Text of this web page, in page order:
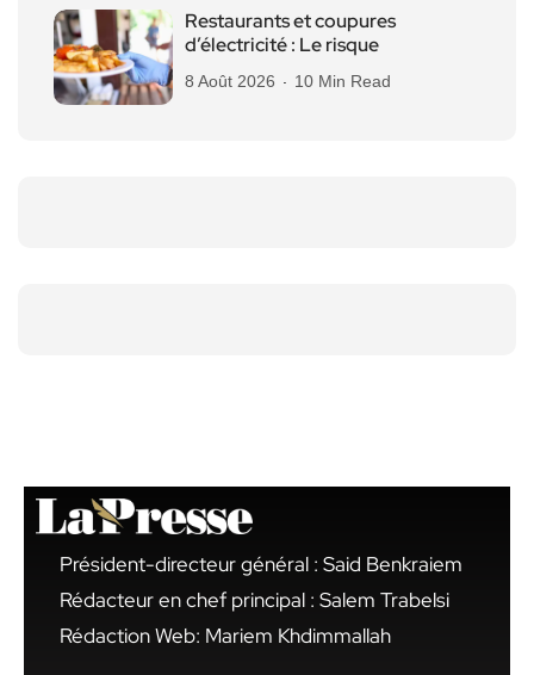
Restaurants et coupures
d’électricité : Le risque
8 Août 2026 10 Min Read
Président-directeur général : Said Benkraiem
Rédacteur en chef principal : Salem Trabelsi
Rédaction Web: Mariem Khdimmallah